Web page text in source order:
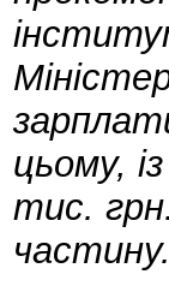
цьому,
тис.
частину.